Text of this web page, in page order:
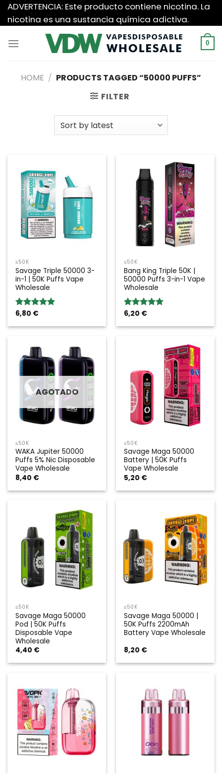
Saltar
ADVERTENCIA: Este producto contiene nicotina. La
nicotina es una sustancia química adictiva.
0
HOME / PRODUCTS TAGGED “50000 PUFFS”
FILTER
≤50K
Savage Triple 50000 3-
in-1 | 50K Puffs Vape
Wholesale
Valoración:
5
6,80 €
≤50K
Bang King Triple 50K |
50000 Puffs 3-in-1 Vape
Wholesale
Valoración:
5
6,20 €
AGOTADO
≤50K
WAKA Jupiter 50000
Puffs 5% Nic Disposable
Vape Wholesale
8,40 €
≤50K
Savage Maga 50000
Battery | 50K Puffs
Vape Wholesale
5,20 €
≤50K
Savage Maga 50000
Pod | 50K Puffs
Disposable Vape
Wholesale
4,40 €
≤50K
Savage Maga 50000 |
50K Puffs 2200mAh
Battery Vape Wholesale
8,20 €